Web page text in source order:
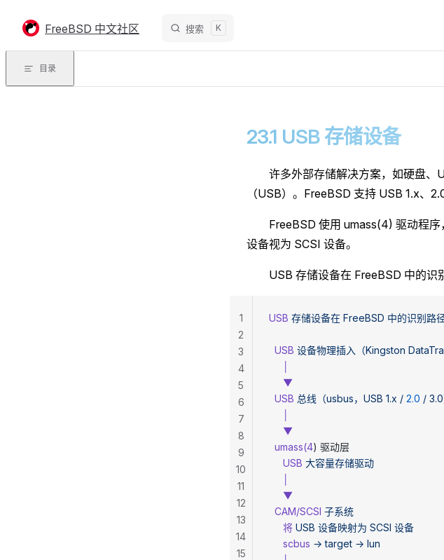
FreeBSD 中文社区 搜索 K
目录
23.1 USB 存储设备
许多外部存储解决方案，如硬盘、
（USB）。FreeBSD 支持 USB 1.x、
FreeBSD 使用 umass(4) 驱动程
设备视为 SCSI 设备。
USB 存储设备在 FreeBSD 中的识
USB 存储设备在 FreeBSD 中的识别路径
  USB
设备物理插入（Kingston
     ▼
  USB
总线（usbus，USB 1.x / 2.0 / 3.0
     ▼
  umass(4
) 驱动层
     USB
大容量存储驱动
     ▼
  CAM/SCSI
子系统
     将
USB 设备映射为 SCSI 设备
     scbus
→ target → lun
1
2
3
4
5
6
7
8
9
10
11
12
13
14
15